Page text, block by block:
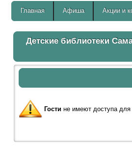
Главная Афиша Акции и
Детские библиотеки
Гостине имеют доступа для